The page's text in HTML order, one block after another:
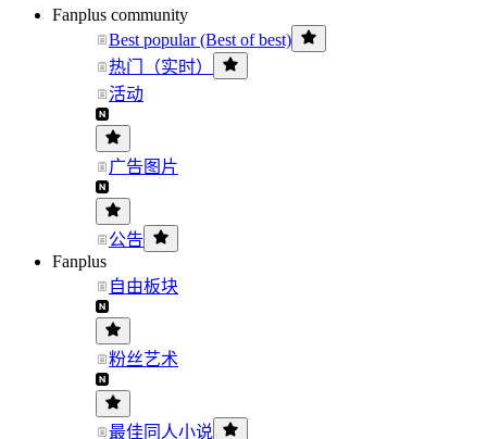
Fanplus community
Best popular (Best of best)
热门（实时）
活动
广告图片
公告
Fanplus
自由板块
粉丝艺术
最佳同人小说